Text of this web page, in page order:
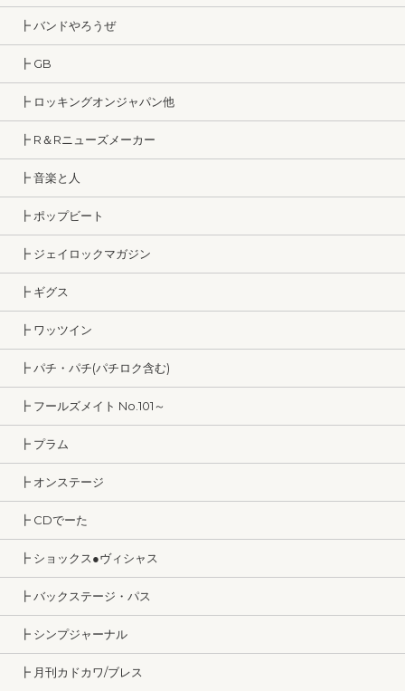
┣ バンドやろうぜ
┣ GB
┣ ロッキングオンジャパン他
┣ R＆Rニューズメーカー
┣ 音楽と人
┣ ポップビート
┣ ジェイロックマガジン
┣ ギグス
┣ ワッツイン
┣ パチ・パチ(パチロク含む)
┣ フールズメイト No.101～
┣ プラム
┣ オンステージ
┣ CDでーた
┣ ショックス●ヴィシャス
┣ バックステージ・パス
┣ シンプジャーナル
┣ 月刊カドカワ/ブレス